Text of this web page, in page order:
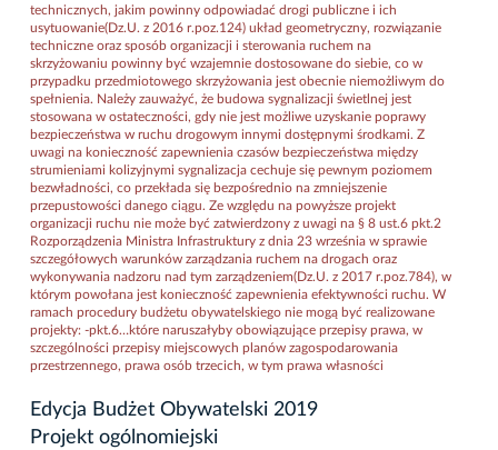
technicznych, jakim powinny odpowiadać drogi publiczne i ich
usytuowanie(Dz.U. z 2016 r.poz.124) układ geometryczny, rozwiązanie
techniczne oraz sposób organizacji i sterowania ruchem na
skrzyżowaniu powinny być wzajemnie dostosowane do siebie, co w
przypadku przedmiotowego skrzyżowania jest obecnie niemożliwym do
spełnienia. Należy zauważyć, że budowa sygnalizacji świetlnej jest
stosowana w ostateczności, gdy nie jest możliwe uzyskanie poprawy
bezpieczeństwa w ruchu drogowym innymi dostępnymi środkami. Z
uwagi na konieczność zapewnienia czasów bezpieczeństwa między
strumieniami kolizyjnymi sygnalizacja cechuje się pewnym poziomem
bezwładności, co przekłada się bezpośrednio na zmniejszenie
przepustowości danego ciągu. Ze względu na powyższe projekt
organizacji ruchu nie może być zatwierdzony z uwagi na § 8 ust.6 pkt.2
Rozporządzenia Ministra Infrastruktury z dnia 23 września w sprawie
szczegółowych warunków zarządzania ruchem na drogach oraz
wykonywania nadzoru nad tym zarządzeniem(Dz.U. z 2017 r.poz.784), w
którym powołana jest konieczność zapewnienia efektywności ruchu. W
ramach procedury budżetu obywatelskiego nie mogą być realizowane
projekty: -pkt.6…które naruszałyby obowiązujące przepisy prawa, w
szczególności przepisy miejscowych planów zagospodarowania
przestrzennego, prawa osób trzecich, w tym prawa własności
Edycja Budżet Obywatelski 2019
Projekt ogólnomiejski